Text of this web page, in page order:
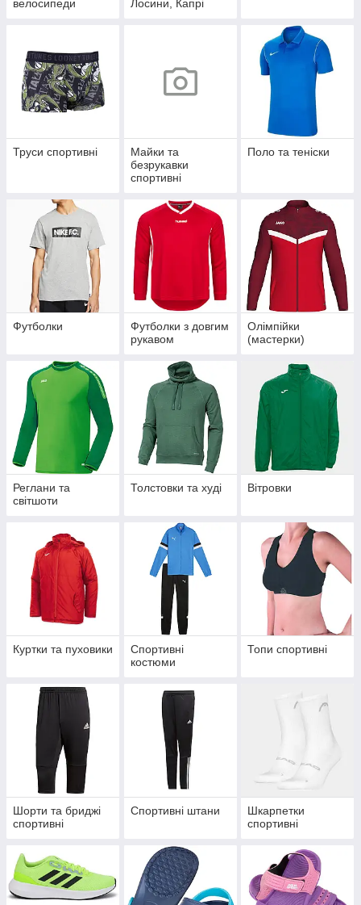
велосипеди
Лосини, Капрі
Труси спортивні
Майки та
безрукавки
спортивні
Поло та теніски
Футболки
Футболки з довгим
рукавом
Олімпійки
(мастерки)
Реглани та
світшоти
Толстовки та худі Вітровки
Куртки та пуховики
Спортивні
костюми
Топи спортивні
Шорти та бриджі
спортивні
Спортивні штани
Шкарпетки
спортивні